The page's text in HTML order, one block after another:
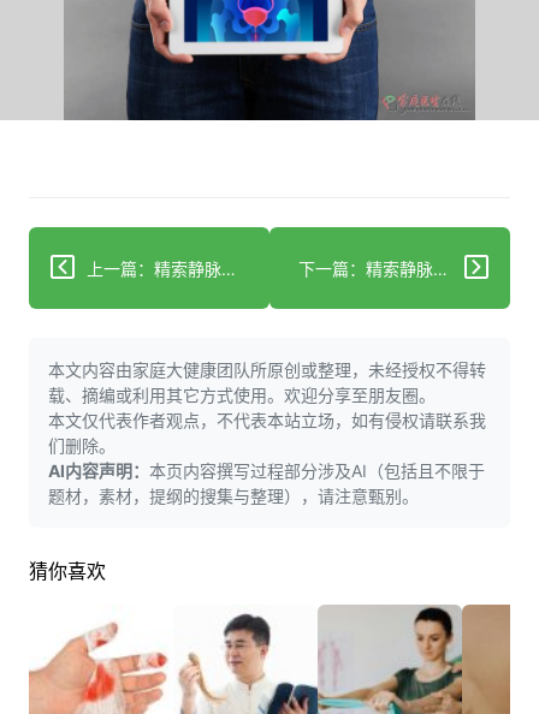
上一篇：精索静脉曲张饮食调理：3类饭菜助力改善 下一篇：精索静脉曲张手术：不影响生育，或能改善生育力
本文内容由家庭大健康团队所原创或整理，未经授权不得转
载、摘编或利用其它方式使用。欢迎分享至朋友圈。
本文仅代表作者观点，不代表本站立场，如有侵权请联系我
们删除。
AI内容声明： 本页内容撰写过程部分涉及AI（包括且不限于
题材，素材，提纲的搜集与整理），请注意甄别。
猜你喜欢